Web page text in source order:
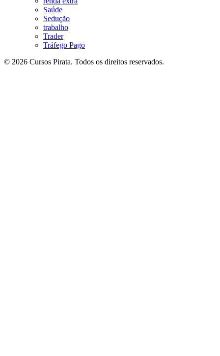
Saúde
Sedução
trabalho
Trader
Tráfego Pago
© 2026 Cursos Pirata. Todos os direitos reservados.